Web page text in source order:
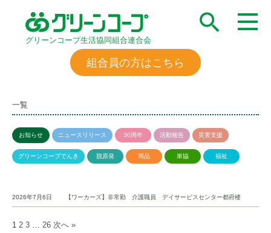
グリーンコープ生活協同組合連合会
組合員の方はこちら
一覧
お知らせ ニュースリリース 30周年 活動報告 災害支援
グリーンコープでんき 脱原発 商品 単協 福祉
2026年7月6日 【ワーカーズ】非常勤 介護職員 デイサービスセンター都府楼
1 2 3 26 次へ »